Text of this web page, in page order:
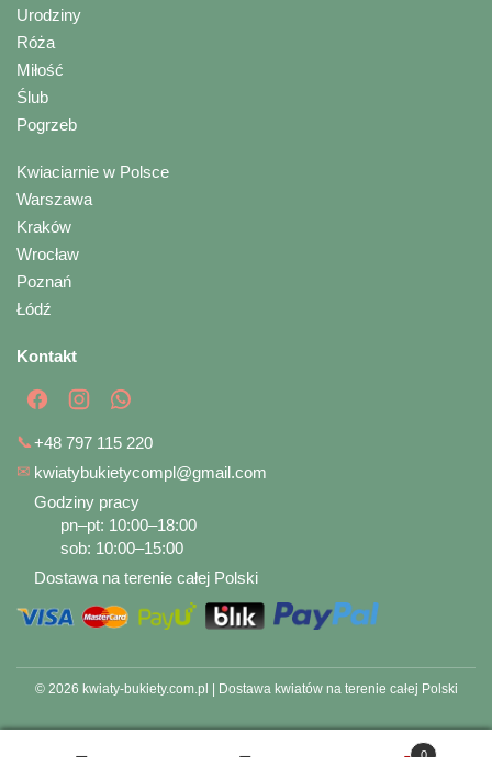
Urodziny
Róża
Miłość
Ślub
Pogrzeb
Kwiaciarnie w Polsce
Warszawa
Kraków
Wrocław
Poznań
Łódź
Kontakt
📞+48 797 115 220
✉ kwiatybukietycompl@gmail.com
Godziny pracy
pn–pt: 10:00–18:00
sob: 10:00–15:00
Dostawa na terenie całej Polski
© 2026 kwiaty-bukiety.com.pl | Dostawa kwiatów na terenie całej Polski